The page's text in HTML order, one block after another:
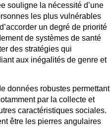
souligne la nécessité d’une
les plus vulnérables
un degré de priorité
de systèmes de santé
des stratégies qui
aux inégalités de genre et
données robustes permettant
par la collecte et
caractéristiques sociales.
être les pierres angulaires